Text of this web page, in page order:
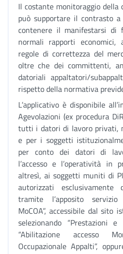
Il costante monitoraggio della
può supportare il contrasto
contenere il manifestarsi di
normali rapporti
regole di correttezza del
oltre che dei committenti,
datoriali appaltatori/
rispetto della normativa
L’applicativo è disponibile
Agevolazioni (ex procedura
tutti i datori di lavoro privati,
e per i soggetti
per conto dei datori di
l’accesso e l’operatività in
altresì, ai soggetti muniti di
autorizzati
tramite l’apposito servizio
MoCOA”, accessibile dal sito
selezionando “Prestazioni
“Abilitazione accesso
Occupazionale Appalti”,